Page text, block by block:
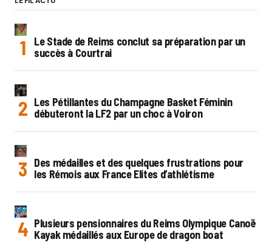
Le Stade de Reims conclut sa préparation par un
succès à Courtrai
Les Pétillantes du Champagne Basket Féminin
débuteront la LF2 par un choc à Voiron
Des médailles et des quelques frustrations pour
les Rémois aux France Elites d’athlétisme
Plusieurs pensionnaires du Reims Olympique Canoë
Kayak médaillés aux Europe de dragon boat